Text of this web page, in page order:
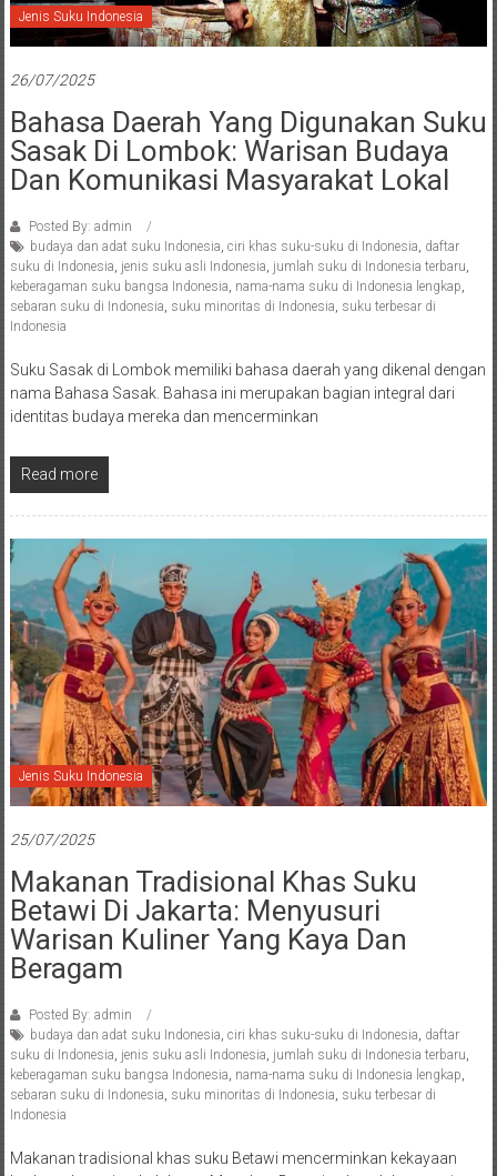
Jenis Suku Indonesia
26/07/2025
Bahasa Daerah Yang Digunakan Suku
Sasak Di Lombok: Warisan Budaya
Dan Komunikasi Masyarakat Lokal
Posted By: admin
budaya dan adat suku Indonesia, ciri khas suku-suku di Indonesia, daftar
suku di Indonesia, jenis suku asli Indonesia, jumlah suku di Indonesia terbaru,
keberagaman suku bangsa Indonesia, nama-nama suku di Indonesia lengkap,
sebaran suku di Indonesia, suku minoritas di Indonesia, suku terbesar di
Indonesia
Suku Sasak di Lombok memiliki bahasa daerah yang dikenal dengan
nama Bahasa Sasak. Bahasa ini merupakan bagian integral dari
identitas budaya mereka dan mencerminkan
Read more
Jenis Suku Indonesia
25/07/2025
Makanan Tradisional Khas Suku
Betawi Di Jakarta: Menyusuri
Warisan Kuliner Yang Kaya Dan
Beragam
Posted By: admin
budaya dan adat suku Indonesia, ciri khas suku-suku di Indonesia, daftar
suku di Indonesia, jenis suku asli Indonesia, jumlah suku di Indonesia terbaru,
keberagaman suku bangsa Indonesia, nama-nama suku di Indonesia lengkap,
sebaran suku di Indonesia, suku minoritas di Indonesia, suku terbesar di
Indonesia
Makanan tradisional khas suku Betawi mencerminkan kekayaan